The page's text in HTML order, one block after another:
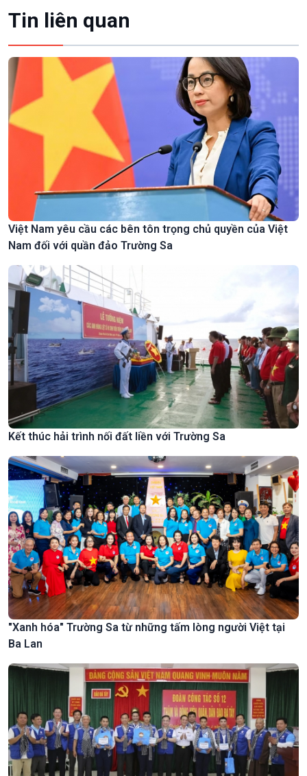
Tin liên quan
Việt Nam yêu cầu các bên tôn trọng chủ quyền của Việt
Nam đối với quần đảo Trường Sa
Kết thúc hải trình nối đất liền với Trường Sa
"Xanh hóa" Trường Sa từ những tấm lòng người Việt tại
Ba Lan